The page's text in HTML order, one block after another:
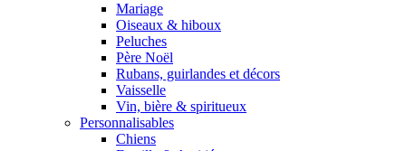
Mariage
Oiseaux & hiboux
Peluches
Père Noël
Rubans, guirlandes et décors
Vaisselle
Vin, bière & spiritueux
Personnalisables
Chiens